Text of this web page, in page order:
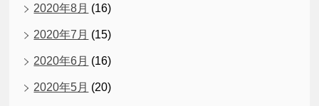
2020年8月 (16)
2020年7月 (15)
2020年6月 (16)
2020年5月 (20)